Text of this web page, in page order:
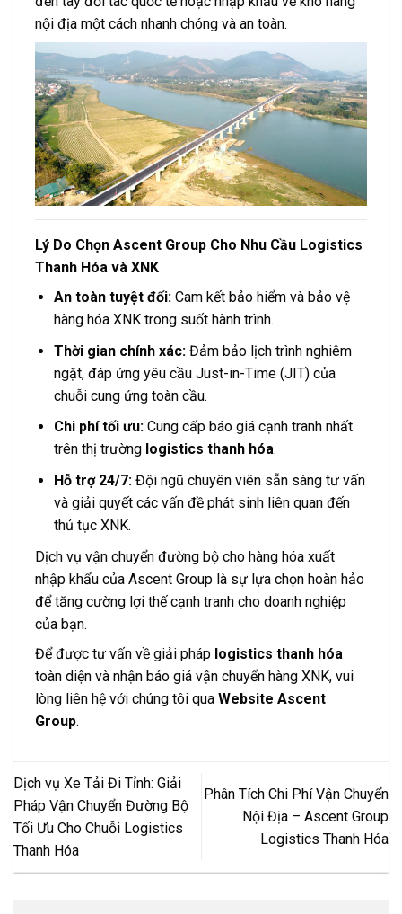
nội địa một cách nhanh chóng và an toàn.
Lý Do Chọn Ascent Group Cho Nhu Cầu Logistics
Thanh Hóa và XNK
An toàn tuyệt đối:Cam kết bảo hiểm và bảo vệ
hàng hóa XNK trong suốt hành trình.
Thời gian chính xác:Đảm bảo lịch trình nghiêm
ngặt, đáp ứng yêu cầu Just-in-Time (JIT) của
chuỗi cung ứng toàn cầu.
Chi phí tối ưu:Cung cấp báo giá cạnh tranh nhất
trên thị trường logistics thanh hóa.
Hỗ trợ 24/7:Đội ngũ chuyên viên sẵn sàng tư vấn
và giải quyết các vấn đề phát sinh liên quan đến
thủ tục XNK.
Dịch vụ vận chuyển đường bộ cho hàng hóa xuất
nhập khẩu của Ascent Group là sự lựa chọn hoàn hảo
để tăng cường lợi thế cạnh tranh cho doanh nghiệp
của bạn.
Để được tư vấn về giải pháp logistics thanh hóa
toàn diện và nhận báo giá vận chuyển hàng XNK, vui
lòng liên hệ với chúng tôi qua Website Ascent
Group.
Dịch vụ Xe Tải Đi Tỉnh: Giải
Pháp Vận Chuyển Đường Bộ
Tối Ưu Cho Chuỗi Logistics
Thanh Hóa
Phân Tích Chi Phí Vận Chuyển
Nội Địa – Ascent Group
Logistics Thanh Hóa